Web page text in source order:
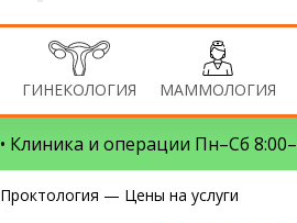
ГИНЕКОЛОГИЯ МАММОЛОГИЯ
• Клиника и операции Пн–Сб
Проктология — Цены на услуги